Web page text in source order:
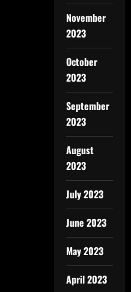
November
2023
October
2023
September
2023
August
2023
July 2023
June 2023
May 2023
April 2023